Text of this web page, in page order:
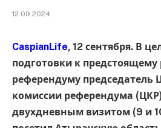
12.09.2024
CaspianLife, 12 сентября. В
подготовки к предстоящему
референдуму председатель
комиссии референдума
двухдневным визитом (9 и